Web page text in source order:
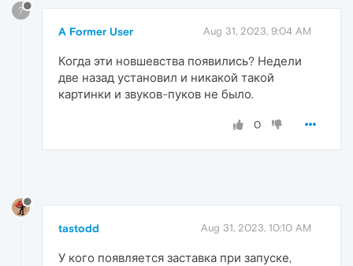
?
A Former User Aug 31, 2023, 9:04 AM
Когда эти новшевства появились? Недели
две назад установил и никакой такой
картинки и звуков-пуков не было.
0
tastodd Aug 31, 2023, 10:10 AM
У кого появляется заставка при запуске,